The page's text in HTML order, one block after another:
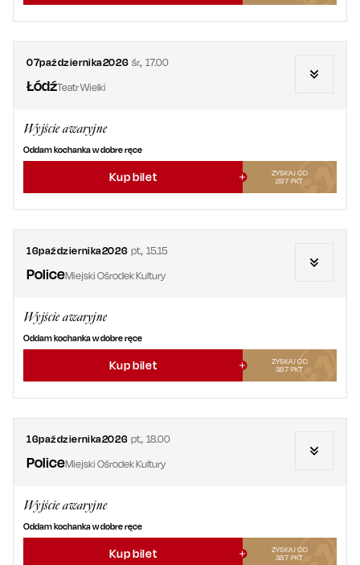
07października2026 śr.,17.00
ŁódźTeatr Wielki
Wyjście awaryjne
Oddam kochanka w dobre ręce
Kup bilet
ZYSKAJ OD
297 PKT
16października2026 pt.,15.15
PoliceMiejski Ośrodek Kultury
Wyjście awaryjne
Oddam kochanka w dobre ręce
Kup bilet
ZYSKAJ OD
387 PKT
16października2026 pt.,18.00
PoliceMiejski Ośrodek Kultury
Wyjście awaryjne
Oddam kochanka w dobre ręce
Kup bilet
ZYSKAJ OD
387 PKT